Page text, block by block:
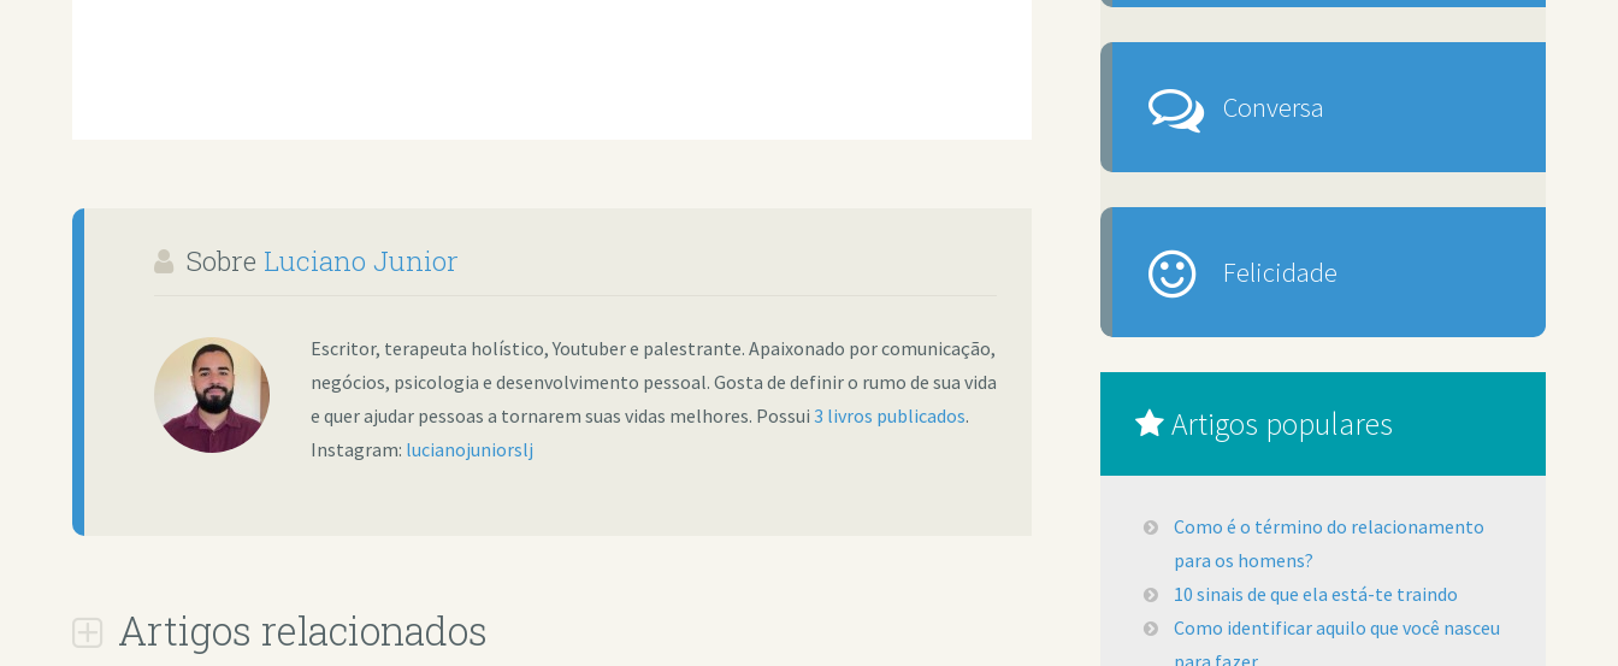
Sobre Luciano Junior
Escritor, terapeuta holístico, Youtuber e palestrante. Apaixonado por comunicação,
negócios, psicologia e desenvolvimento pessoal. Gosta de definir o rumo de sua vida
e quer ajudar pessoas a tornarem suas vidas melhores. Possui 3 livros publicados.
Instagram: lucianojuniorslj
Artigos relacionados
Conversa
Felicidade
Artigos populares
Como é o término do relacionamento
para os homens?
10 sinais de que ela está-te traindo
Como identificar aquilo que você nasceu